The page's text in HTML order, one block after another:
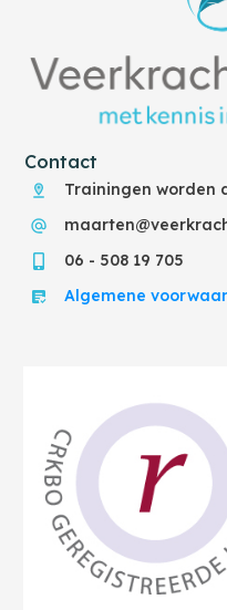
Contact
Trainingen worden
06 - 508 19 705
Algemene